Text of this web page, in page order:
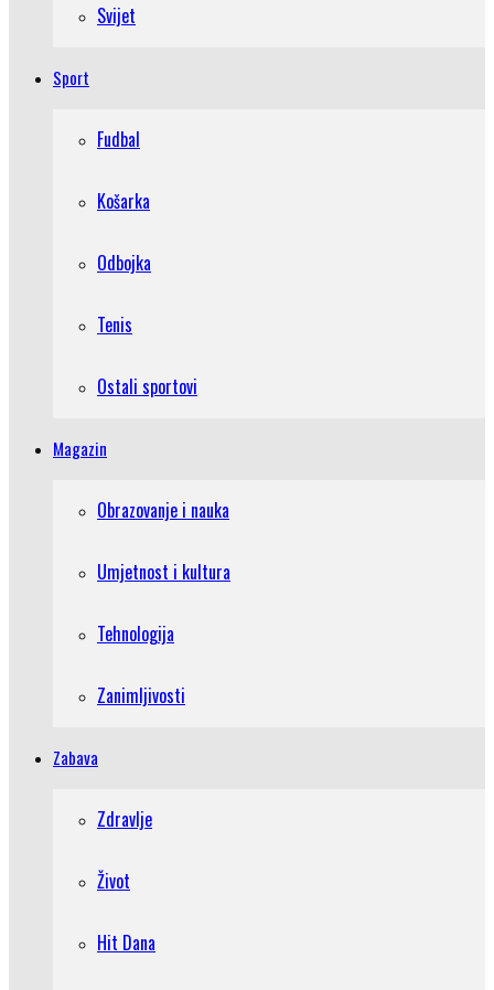
Svijet
Sport
Fudbal
Košarka
Odbojka
Tenis
Ostali sportovi
Magazin
Obrazovanje i nauka
Umjetnost i kultura
Tehnologija
Zanimljivosti
Zabava
Zdravlje
Život
Hit Dana